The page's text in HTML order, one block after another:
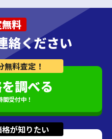
料
絡ください
無料査定！
調べる
受付中！
が知りたい